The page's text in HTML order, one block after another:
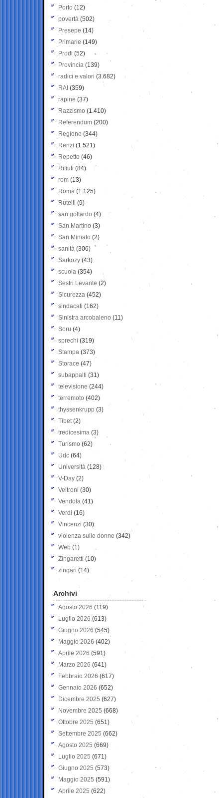
Porto (12)
povertà (502)
Presepe (14)
Primarie (149)
Prodi (52)
Provincia (139)
radici e valori (3.682)
RAI (359)
rapine (37)
Razzismo (1.410)
Referendum (200)
Regione (344)
Renzi (1.521)
Repetto (46)
Rifiuti (84)
rom (13)
Roma (1.125)
Rutelli (9)
san gottardo (4)
San Martino (3)
San Miniato (2)
sanità (306)
Sarkozy (43)
scuola (354)
Sestri Levante (2)
Sicurezza (452)
sindacati (162)
Sinistra arcobaleno (11)
Soru (4)
sprechi (319)
Stampa (373)
Storace (47)
subappalti (31)
televisione(244)
terremoto (402)
thyssenkrupp (3)
Tibet(2)
tredicesima (3)
Turismo (62)
Udc (64)
Università (128)
V-Day (2)
Veltroni (30)
Vendola (41)
Verdi (16)
Vincenzi (30)
violenza sulle donne (342)
Web (1)
Zingaretti (10)
zingari (14)
Archivi
Agosto 2026 (119)
Luglio 2026 (613)
Giugno 2026 (545)
Maggio 2026 (402)
Aprile 2026 (591)
Marzo 2026 (641)
Febbraio 2026 (617)
Gennaio 2026 (652)
Dicembre 2025 (627)
Novembre 2025 (668)
Ottobre 2025 (651)
Settembre 2025 (662)
Agosto 2025 (669)
Luglio 2025 (671)
Giugno 2025 (573)
Maggio 2025 (591)
Aprile 2025 (622)